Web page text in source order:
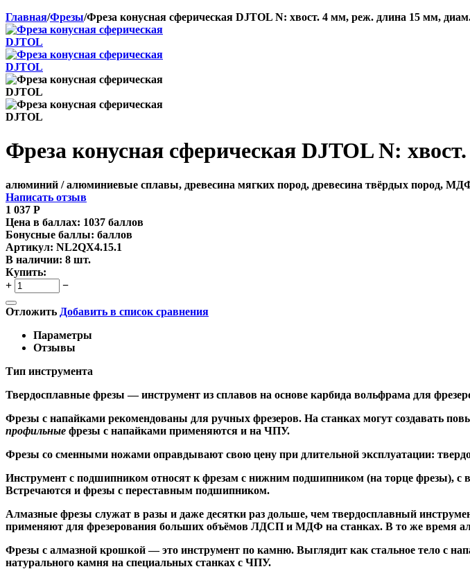
Главная/Фрезы/Фреза конусная сферическая DJTOL N: хвост. 4 мм, реж. длина 15 мм,
Фреза конусная сферическая DJTOL N:
алюминий / алюминиевые сплавы, древесина мягких пород, древесина твёрдых пород,
Написать отзыв
1 037 Р
Цена в баллах: 1037 баллов
Бонусные баллы: баллов
Артикул: NL2QX4.15.1
В наличии: 8 шт.
Купить:
+
−
Отложить Добавить в список сравнения
Параметры
Отзывы
Тип инструмента
Твердосплавные фрезы — инструмент из сплавов на основе карбида вольфрама для
Фрезы с напайками рекомендованы для ручных фрезеров. На станках могут создавать
профильные фрезы с напайками применяются и на ЧПУ.
Фрезы со сменными ножами оправдывают свою цену при длительной эксплуатации:
Инструмент с подшипником относят к фрезам с нижним подшипником (на торце фрезы), с
Встречаются и фрезы с переставным подшипником.
Алмазные фрезы служат в разы и даже десятки раз дольше, чем твердосплавный
применяют для фрезерования больших объёмов ЛДСП и МДФ на станках. В то же время
Фрезы с алмазной крошкой— это инструмент по камню. Выглядит как стальное тело с
натурального камня на специальных станках с ЧПУ.